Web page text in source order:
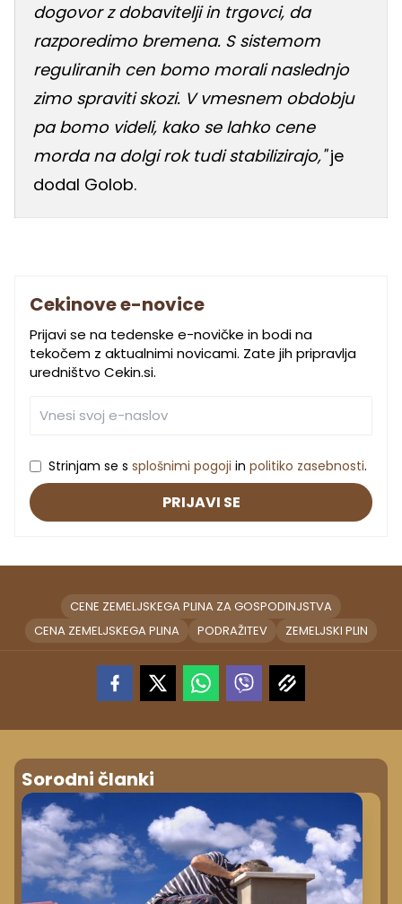
dogovor z dobavitelji in trgovci, da
razporedimo bremena. S sistemom
reguliranih cen bomo morali naslednjo
zimo spraviti skozi. V vmesnem obdobju
pa bomo videli, kako se lahko cene
morda na dolgi rok tudi stabilizirajo,"je
dodal Golob.
Cekinove e-novice
Prijavi se na tedenske e-novičke in bodi na
tekočem z aktualnimi novicami. Zate jih pripravlja
uredništvo Cekin.si.
Strinjam se s splošnimi pogoji in politiko zasebnosti.
PRIJAVI SE
CENE ZEMELJSKEGA PLINA ZA GOSPODINJSTVA
CENA ZEMELJSKEGA PLINA
PODRAŽITEV ZEMELJSKI PLIN
Sorodni članki